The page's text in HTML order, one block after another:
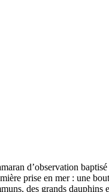
d’observation
prise en mer : une
des grands